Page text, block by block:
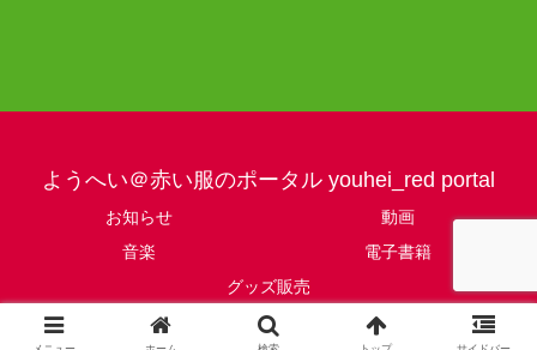
ようへい＠赤い服のポータル youhei_red portal
お知らせ
動画
音楽
電子書籍
グッズ販売
© ようへい＠赤い服のポータル youhei_red portal.